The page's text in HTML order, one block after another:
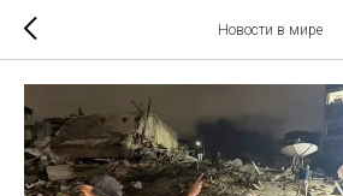
Новости в мире